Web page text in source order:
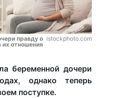
правду о
их отношения
istockphoto.com
беременной дочери
однако теперь
поступке.